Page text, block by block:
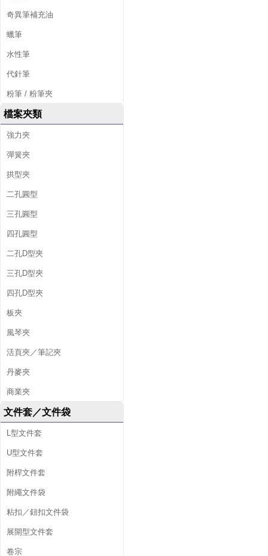
奇異筆補充油
蠟筆
水性筆
代針筆
粉筆 / 粉筆夾
檔案夾類
強力夾
彈簧夾
拱型夾
二孔圓型
三孔圓型
四孔圓型
二孔D型夾
三孔D型夾
四孔D型夾
板夾
風琴夾
活頁夾／筆記夾
丹麥夾
商業夾
文件套／文件袋
L型文件套
U型文件套
附桿文件套
附繩文件袋
粘扣／鈕扣文件袋
展開型文件套
卷宗